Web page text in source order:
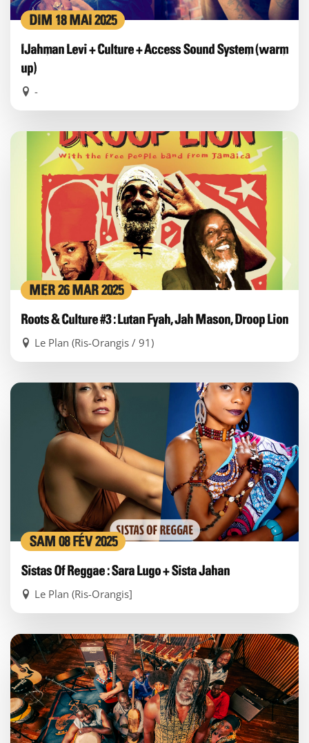
DIM 18 MAI 2025
IJahman Levi + Culture + Access Sound System (warm
up)
-
MER 26 MAR 2025
Roots & Culture #3 : Lutan Fyah, Jah Mason, Droop Lion
Le Plan (Ris-Orangis / 91)
SAM 08 FÉV 2025
Sistas Of Reggae : Sara Lugo + Sista Jahan
Le Plan (Ris-Orangis]